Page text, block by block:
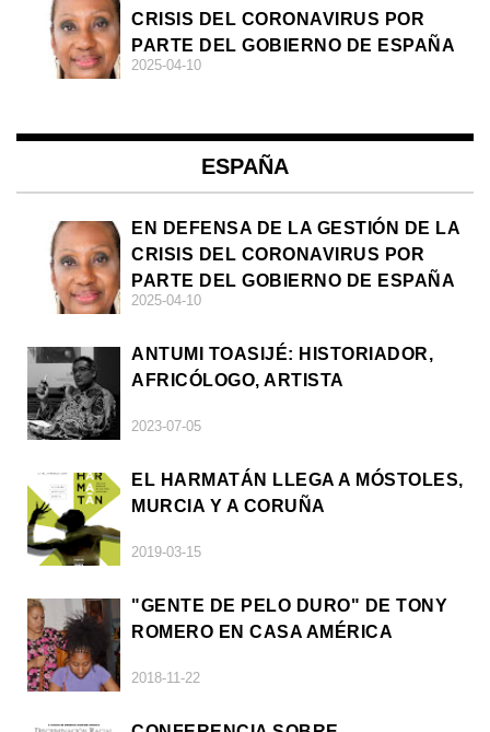
CRISIS DEL CORONAVIRUS POR
PARTE DEL GOBIERNO DE ESPAÑA
2025-04-10
ESPAÑA
EN DEFENSA DE LA GESTIÓN DE LA
CRISIS DEL CORONAVIRUS POR
PARTE DEL GOBIERNO DE ESPAÑA
2025-04-10
ANTUMI TOASIJÉ: HISTORIADOR,
AFRICÓLOGO, ARTISTA
2023-07-05
EL HARMATÁN LLEGA A MÓSTOLES,
MURCIA Y A CORUÑA
2019-03-15
"GENTE DE PELO DURO" DE TONY
ROMERO EN CASA AMÉRICA
2018-11-22